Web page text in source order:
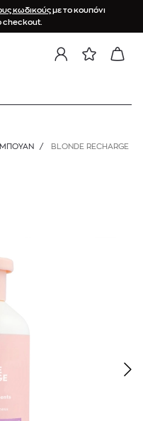
κωδικούςμε το κουπόνι
checkout.
/
BLONDE RECHARGE